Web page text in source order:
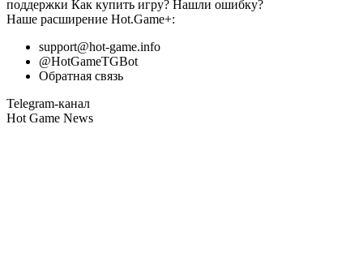
поддержки Как купить игру? Нашли ошибку?
Наше расширение Hot.Game+:
support@hot-game.info
@HotGameTGBot
Обратная связь
Telegram-канал
Hot Game News